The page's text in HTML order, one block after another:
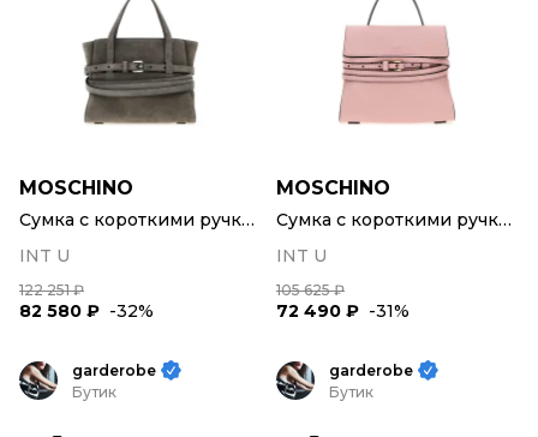
MOSCHINO
Сумка с короткими ручками
INT U
122 251 ₽
82 580 ₽ -32%
MOSCHINO
Сумка с короткими ручками
INT U
105 625 ₽
72 490 ₽ -31%
garderobe
Бутик
garderobe
Бутик